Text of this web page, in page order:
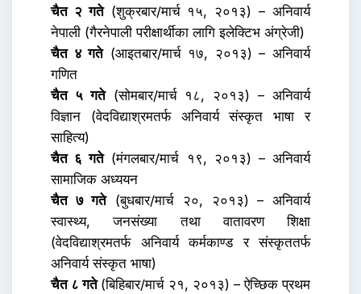
चैत २ गते(शुक्रबार/मार्च १५, २०१३) – अनिवार्य
नेपाली (गैरनेपाली परीक्षार्थीका लागि इलेक्टिभ अंग्रेजी)
चैत ४ गते(आइतबार/मार्च १७, २०१३) – अनिवार्य
गणित
चैत ५ गते(सोमबार/मार्च १८, २०१३) – अनिवार्य
विज्ञान (वेदविद्याश्रमतर्फ अनिवार्य संस्कृत भाषा र
साहित्य)
चैत ६ गते(मंगलबार/मार्च १९, २०१३) – अनिवार्य
सामाजिक अध्ययन
चैत ७ गते(बुधबार/मार्च २०, २०१३) – अनिवार्य
स्वास्थ्य, जनसंख्या तथा वातावरण शिक्षा
(वेदविद्याश्रमतर्फ अनिवार्य कर्मकाण्ड र संस्कृततर्फ
अनिवार्य संस्कृत भाषा)
चैत ८ गते (बिहिबार/मार्च २१, २०१३) – ऐच्छिक प्रथम